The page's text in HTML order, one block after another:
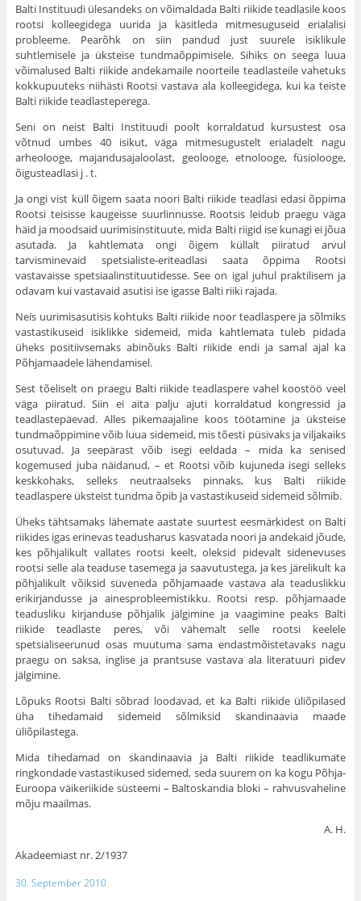
Balti Instituudi ülesandeks on võimaldada Balti riikide teadlasile koos
rootsi kolleegidega uurida ja käsitleda mitmesuguseid erialalisi
probleeme. Pearõhk on siin pandud just suurele isiklikule
suhtlemisele ja üksteise tundmaõppimisele. Sihiks on seega luua
võimalused Balti riikide andekamaile noorteile teadlasteile vahetuks
kokkupuuteks niihästi Rootsi vastava ala kolleegidega, kui ka teiste
Balti riikide teadlasteperega.
Seni on neist Balti Instituudi poolt korraldatud kursustest osa
võtnud umbes 40 isikut, väga mitmesugustelt erialadelt nagu
arheolooge, majandusajaloolast, geolooge, etnolooge, füsiolooge,
õigusteadlasi j . t.
Ja ongi vist küll õigem saata noori Balti riikide teadlasi edasi õppima
Rootsi teisisse kaugeisse suurlinnusse. Rootsis leidub praegu väga
häid ja moodsaid uurimisinstituute, mida Balti riigid ise kunagi ei jõua
asutada. Ja kahtlemata ongi õigem küllalt piiratud arvul
tarvisminevaid spetsialiste-eriteadlasi saata õppima Rootsi
vastavaisse spetsiaalinstituutidesse. See on igal juhul praktilisem ja
odavam kui vastavaid asutisi ise igasse Balti riiki rajada.
Neis uurimisasutisis kohtuks Balti riikide noor teadlaspere ja sõlmiks
vastastikuseid isiklikke sidemeid, mida kahtlemata tuleb pidada
üheks positiivsemaks abinõuks Balti riikide endi ja samal ajal ka
Põhjamaadele lähendamisel.
Sest tõeliselt on praegu Balti riikide teadlaspere vahel koostöö veel
väga piiratud. Siin ei aita palju ajuti korraldatud kongressid ja
teadlastepäevad. Alles pikemaajaline koos töötamine ja üksteise
tundmaõppimine võib luua sidemeid, mis tõesti püsivaks ja viljakaiks
osutuvad. Ja seepärast võib isegi eeldada – mida ka senised
kogemused juba näidanud, – et Rootsi võib kujuneda isegi selleks
keskkohaks, selleks neutraalseks pinnaks, kus Balti riikide
teadlaspere üksteist tundma õpib ja vastastikuseid sidemeid sõlmib.
Üheks tähtsamaks lähemate aastate suurtest eesmärkidest on Balti
riikides igas erinevas teadusharus kasvatada noori ja andekaid jõude,
kes põhjalikult vallates rootsi keelt, oleksid pidevalt sidenevuses
rootsi selle ala teaduse tasemega ja saavutustega, ja kes järelikult ka
põhjalikult võiksid süveneda põhjamaade vastava ala teaduslikku
erikirjandusse ja ainesprobleemistikku. Rootsi resp. põhjamaade
teadusliku kirjanduse põhjalik jälgimine ja vaagimine peaks Balti
riikide teadlaste peres, või vähemalt selle rootsi keelele
spetsialiseerunud osas muutuma sama endastmõistetavaks nagu
praegu on saksa, inglise ja prantsuse vastava ala literatuuri pidev
jälgimine.
Lõpuks Rootsi Balti sõbrad loodavad, et ka Balti riikide üliõpilased
üha tihedamaid sidemeid sõlmiksid skandinaavia maade
üliõpilastega.
Mida tihedamad on skandinaavia ja Balti riikide teadlikumate
ringkondade vastastikused sidemed, seda suurem on ka kogu Põhja-
Euroopa väikeriikide süsteemi – Baltoskandia bloki – rahvusvaheline
mõju maailmas.
А. H.
Akadeemiast nr. 2/1937
30. September 2010